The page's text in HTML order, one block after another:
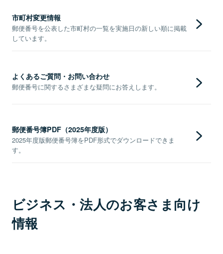
市町村変更情報
郵便番号を公表した市町村の一覧を実施日の新しい順に掲載
しています。
よくあるご質問・お問い合わせ
郵便番号に関するさまざまな疑問にお答えします。
郵便番号簿PDF（2025年度版）
2025年度版郵便番号簿をPDF形式でダウンロードできま
す。
ビジネス・法人のお客さま向け
情報